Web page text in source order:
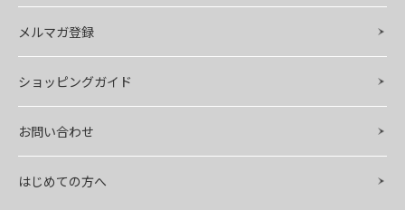
メルマガ登録
ショッピングガイド
お問い合わせ
はじめての方へ